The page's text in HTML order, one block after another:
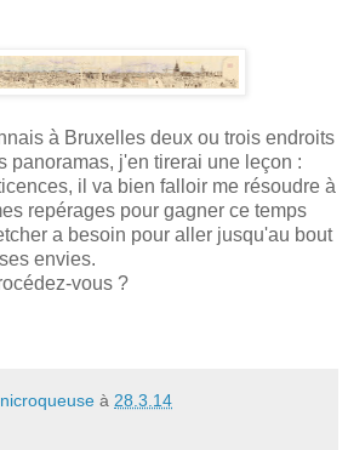
à Bruxelles deux ou trois endroits
panoramas, j'en tirerai une leçon :
il va bien falloir me résoudre à
repérages pour gagner ce temps
a besoin pour aller jusqu'au bout
envies.
vous ?
à 28.3.14